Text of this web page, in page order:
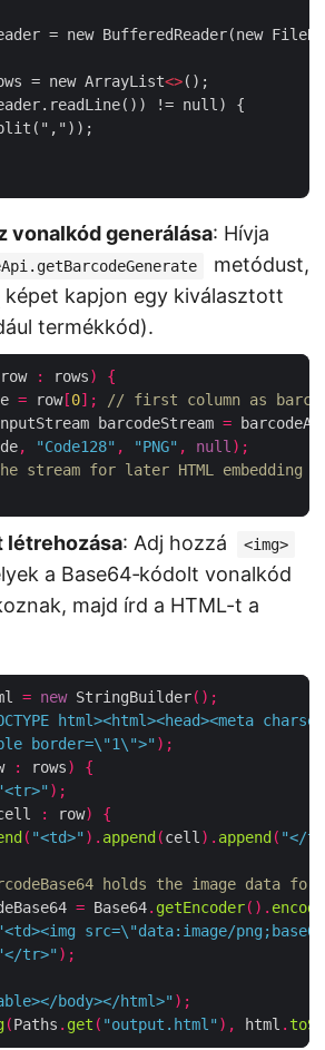
= new BufferedReader(new
= new ArrayList<>();
!= null) {
vonalkód generálása: Hívja
metódust,
képet kapjon egy kiválasztott
termékkód).
row : rows)
{
= row[0];
// first column as
barcodeStream
=
, "Code128" , "PNG" , null );
stream for later HTML embedding
létrehozása: Adj hozzá <img>
a Base64‑kódolt vonalkód
majd írd a HTML-t a
= new StringBuilder();
html><html><head><meta
border=\"1\">" );
: rows)
{
);
: row)
{
( "<td>" ). append (cell ). append ( "</
holds the image data
= Base64. getEncoder().
src=\"data:image/
tr>" );
body></html>" );
(Paths . get ( "output.html" ), html .